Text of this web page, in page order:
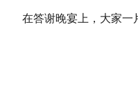
在答谢晚宴上，大家一